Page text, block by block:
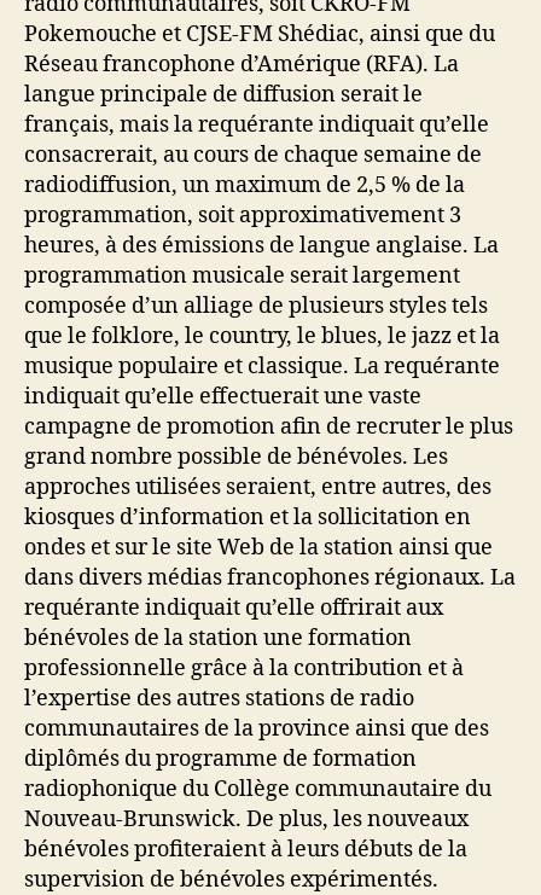
Pokemouche et CJSE-FM Shédiac, ainsi que du
Réseau francophone d’Amérique (RFA). La
langue principale de diffusion serait le
français, mais la requérante indiquait qu’elle
consacrerait, au cours de chaque semaine de
radiodiffusion, un maximum de 2,5 % de la
programmation, soit approximativement 3
heures, à des émissions de langue anglaise. La
programmation musicale serait largement
composée d’un alliage de plusieurs styles tels
que le folklore, le country, le blues, le jazz et la
musique populaire et classique. La requérante
indiquait qu’elle effectuerait une vaste
campagne de promotion afin de recruter le plus
grand nombre possible de bénévoles. Les
approches utilisées seraient, entre autres, des
kiosques d’information et la sollicitation en
ondes et sur le site Web de la station ainsi que
dans divers médias francophones régionaux. La
requérante indiquait qu’elle offrirait aux
bénévoles de la station une formation
professionnelle grâce à la contribution et à
l’expertise des autres stations de radio
communautaires de la province ainsi que des
diplômés du programme de formation
radiophonique du Collège communautaire du
Nouveau-Brunswick. De plus, les nouveaux
bénévoles profiteraient à leurs débuts de la
supervision de bénévoles expérimentés.